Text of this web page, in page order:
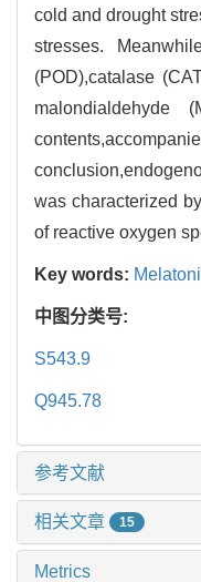
cold and drought
stresses.
(POD),catalase
malondialdehyde
was characterized
of reactive oxygen
Key words:
中图分类号:
S543.9
Q945.78
参考文献
相关文章 15
Metrics